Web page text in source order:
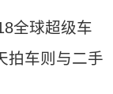
全球超级车
拍车则与二手